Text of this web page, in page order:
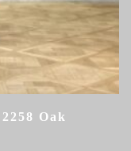
Oak